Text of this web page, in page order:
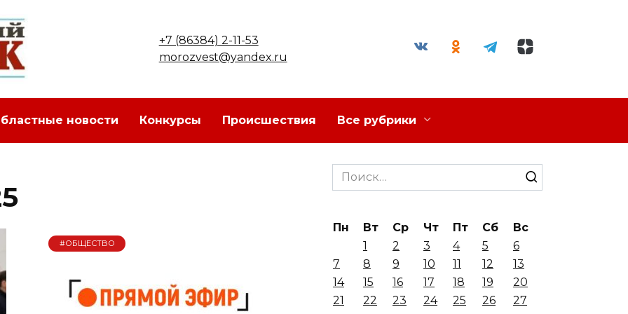
+7 (86384) 2-11-53
morozvest@yandex.ru
новости Конкурсы Происшествия Все рубрики
#ОБЩЕСТВО
Search
for:
Пн Вт Ср Чт Пт Сб
Вс
1
2 3 4 5
6
7
8 9 10 11 12
13
14
15 16 17 18 19
20
21
22 23 24 25 26
27